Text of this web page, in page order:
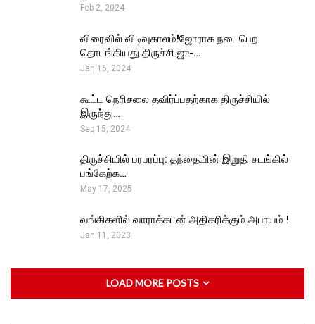
Feb 2, 2024
விரைவில் விடிவுகாலம்!ஜோராக நடைபெற
தொடங்கியது திருச்சி ஜு-…
Jan 16, 2024
கூட்ட நெரிசலை தவிர்ப்பதற்காக திருச்சியில்
இருந்து…
Sep 15, 2024
திருச்சியில் பரபரப்பு: தந்தையின் இறுதி சடங்கில்
பங்கேற்க…
May 17, 2025
வங்கிகளில் வாராக்கடன் அதிகரிக்கும் அபாயம் !
Jan 11, 2023
LOAD MORE POSTS